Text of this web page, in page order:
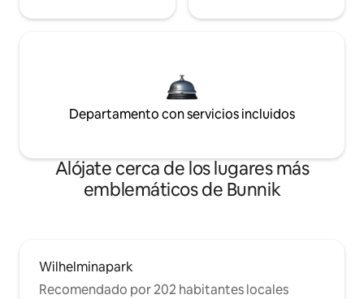
Departamento con servicios incluidos
Alójate cerca de los lugares más
emblemáticos de Bunnik
Wilhelminapark
Recomendado por 202 habitantes locales